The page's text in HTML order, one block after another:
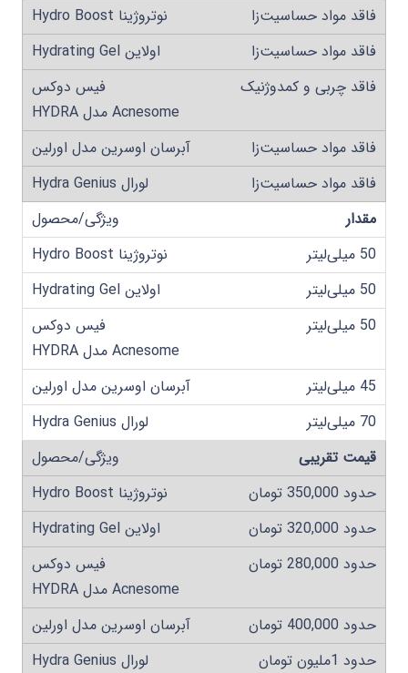
فاقد مواد حساسیت‌زا
فاقد مواد حساسیت‌زا
فاقد چربی و کمدوژنیک
فاقد مواد حساسیت‌زا
فاقد مواد حساسیت‌زا
مقدار
50 میلی‌لیتر
50 میلی‌لیتر
50 میلی‌لیتر
45 میلی‌لیتر
70 میلی‌لیتر
قیمت تقریبی
حدود 350,000 تومان
حدود 320,000 تومان
حدود 280,000 تومان
حدود 400,000 تومان
حدود 1ملیون تومان